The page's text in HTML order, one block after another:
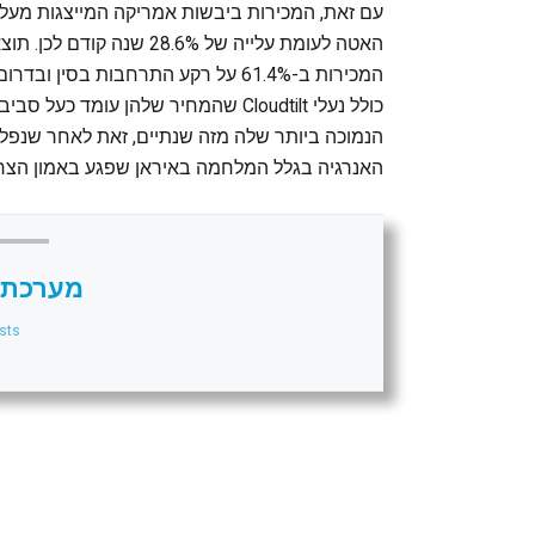
האטה לעומת עלייה של
המכירות ב-61.4% על רקע התרחבות
האנרגיה בגלל המלחמה באיראן שפגע באמון